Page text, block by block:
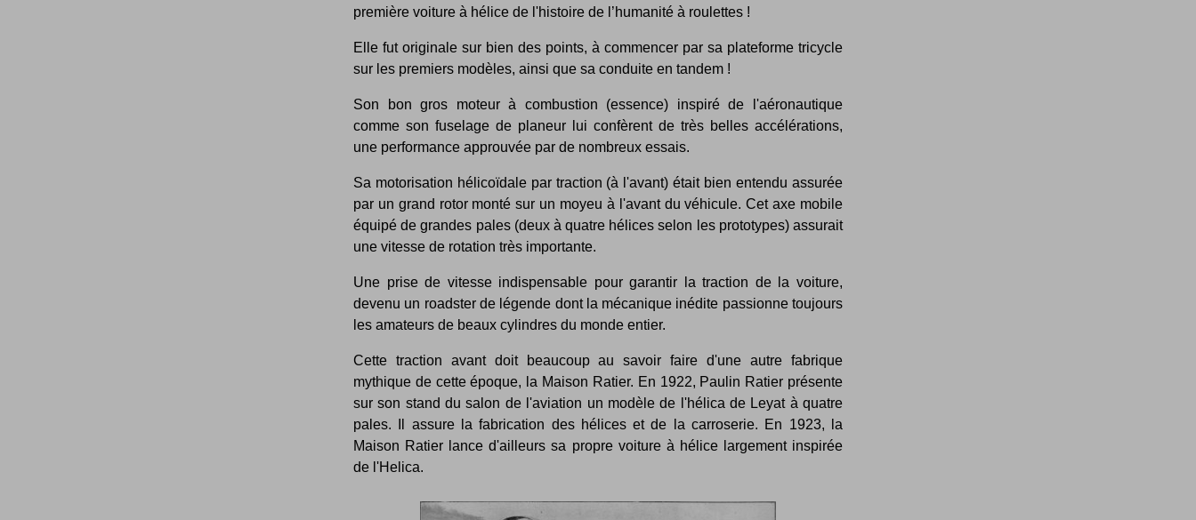
première voiture à hélice de l'histoire de l’humanité à roulettes !
Elle fut originale sur bien des points, à commencer par sa plateforme tricycle
sur les premiers modèles, ainsi que sa conduite en tandem !
Son bon gros moteur à combustion (essence) inspiré de l'aéronautique
comme son fuselage de planeur lui confèrent de très belles accélérations,
une performance approuvée par de nombreux essais.
Sa motorisation hélicoïdale par traction (à l'avant) était bien entendu assurée
par un grand rotor monté sur un moyeu à l'avant du véhicule. Cet axe mobile
équipé de grandes pales (deux à quatre hélices selon les prototypes) assurait
une vitesse de rotation très importante.
Une prise de vitesse indispensable pour garantir la traction de la voiture,
devenu un roadster de légende dont la mécanique inédite passionne toujours
les amateurs de beaux cylindres du monde entier.
Cette traction avant doit beaucoup au savoir faire d'une autre fabrique
mythique de cette époque, la Maison Ratier. En 1922, Paulin Ratier présente
sur son stand du salon de l'aviation un modèle de l'hélica de Leyat à quatre
pales. Il assure la fabrication des hélices et de la carroserie. En 1923, la
Maison Ratier lance d'ailleurs sa propre voiture à hélice largement inspirée
de l'Helica.